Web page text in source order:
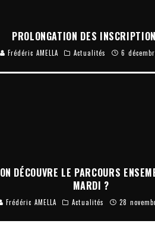
PROLONGATION DES
Frédéric AMELLA Actualités 6
ON DÉCOUVRE LE PARCOURS
MARDI ?
Frédéric AMELLA Actualités 28